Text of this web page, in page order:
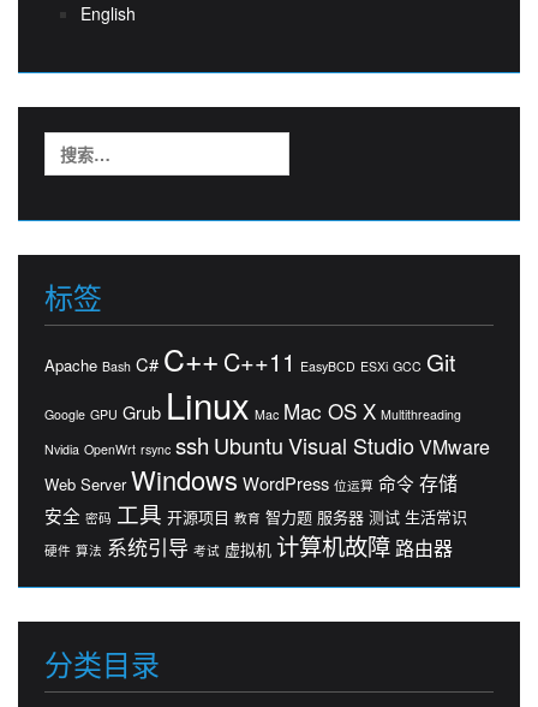
English
索：
标签
Apache Bash C# C++ C++11 EasyBCD ESXi GCC Git
Google GPU Grub Linux Mac Mac OS X Multithreading
Nvidia OpenWrt rsync ssh UbuntuVisual StudioVMware
Web Server Windows WordPress 位运算 命令 存储
安全 密码 工具 开源项目 教育 智力题 服务器 测试 生活常识
硬件 算法 系统引导 考试 虚拟机 计算机故障 路由器
分类目录